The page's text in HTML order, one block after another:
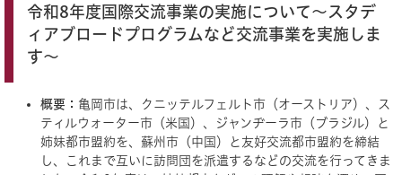
令和8年度国際交流事業の実施について～スタデ
ィアブロードプログラムなど交流事業を実施しま
す～
概要： 亀岡市は、クニッテルフェルト市（オーストリア）、ス
ティルウォーター市（米国）、ジャンヂーラ市（ブラジル）と
姉妹都市盟約を、蘇州市（中国）と友好交流都市盟約を締結
し、これまで互いに訪問団を派遣するなどの交流を行ってきま